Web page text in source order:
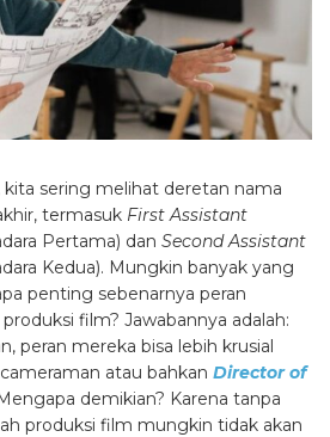
sering melihat deretan nama
termasuk First Assistant
Pertama) dan Second Assistant
Kedua). Mungkin banyak yang
penting sebenarnya peran
film? Jawabannya adalah:
peran mereka bisa lebih krusial
atau bahkan Director of
demikian? Karena tanpa
produksi film mungkin tidak akan